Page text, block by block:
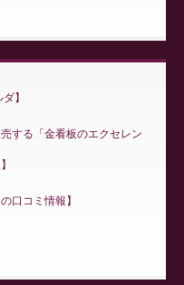
ダ
する「金看板のエクセレン
口コミ情報